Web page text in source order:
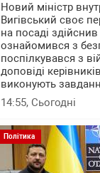
Новий міністр
Вигівський своє
на посаді
ознайомився з
поспілкувався з
доповіді
виконують
14:55, Сьогодні
Політика